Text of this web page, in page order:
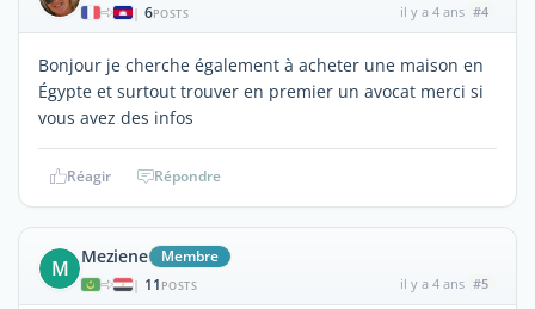
| 6POSTS il y a 4 ans #4
Bonjour je cherche également à acheter une maison en
Égypte et surtout trouver en premier un avocat merci si
vous avez des infos
Réagir Répondre
M Meziene Membre
| 11 POSTS il y a 4 ans #5